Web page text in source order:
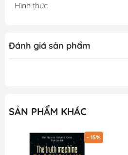
Hình thức
Đánh giá sản phẩm
SẢN PHẨM KHÁC
- 15%